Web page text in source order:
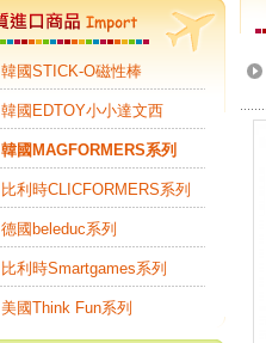
韓國STICK-O磁性棒
韓國EDTOY小小達文西
韓國MAGFORMERS系列
比利時CLICFORMERS系列
德國beleduc系列
比利時Smartgames系列
美國Think Fun系列